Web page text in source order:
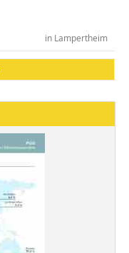
in Lampertheim